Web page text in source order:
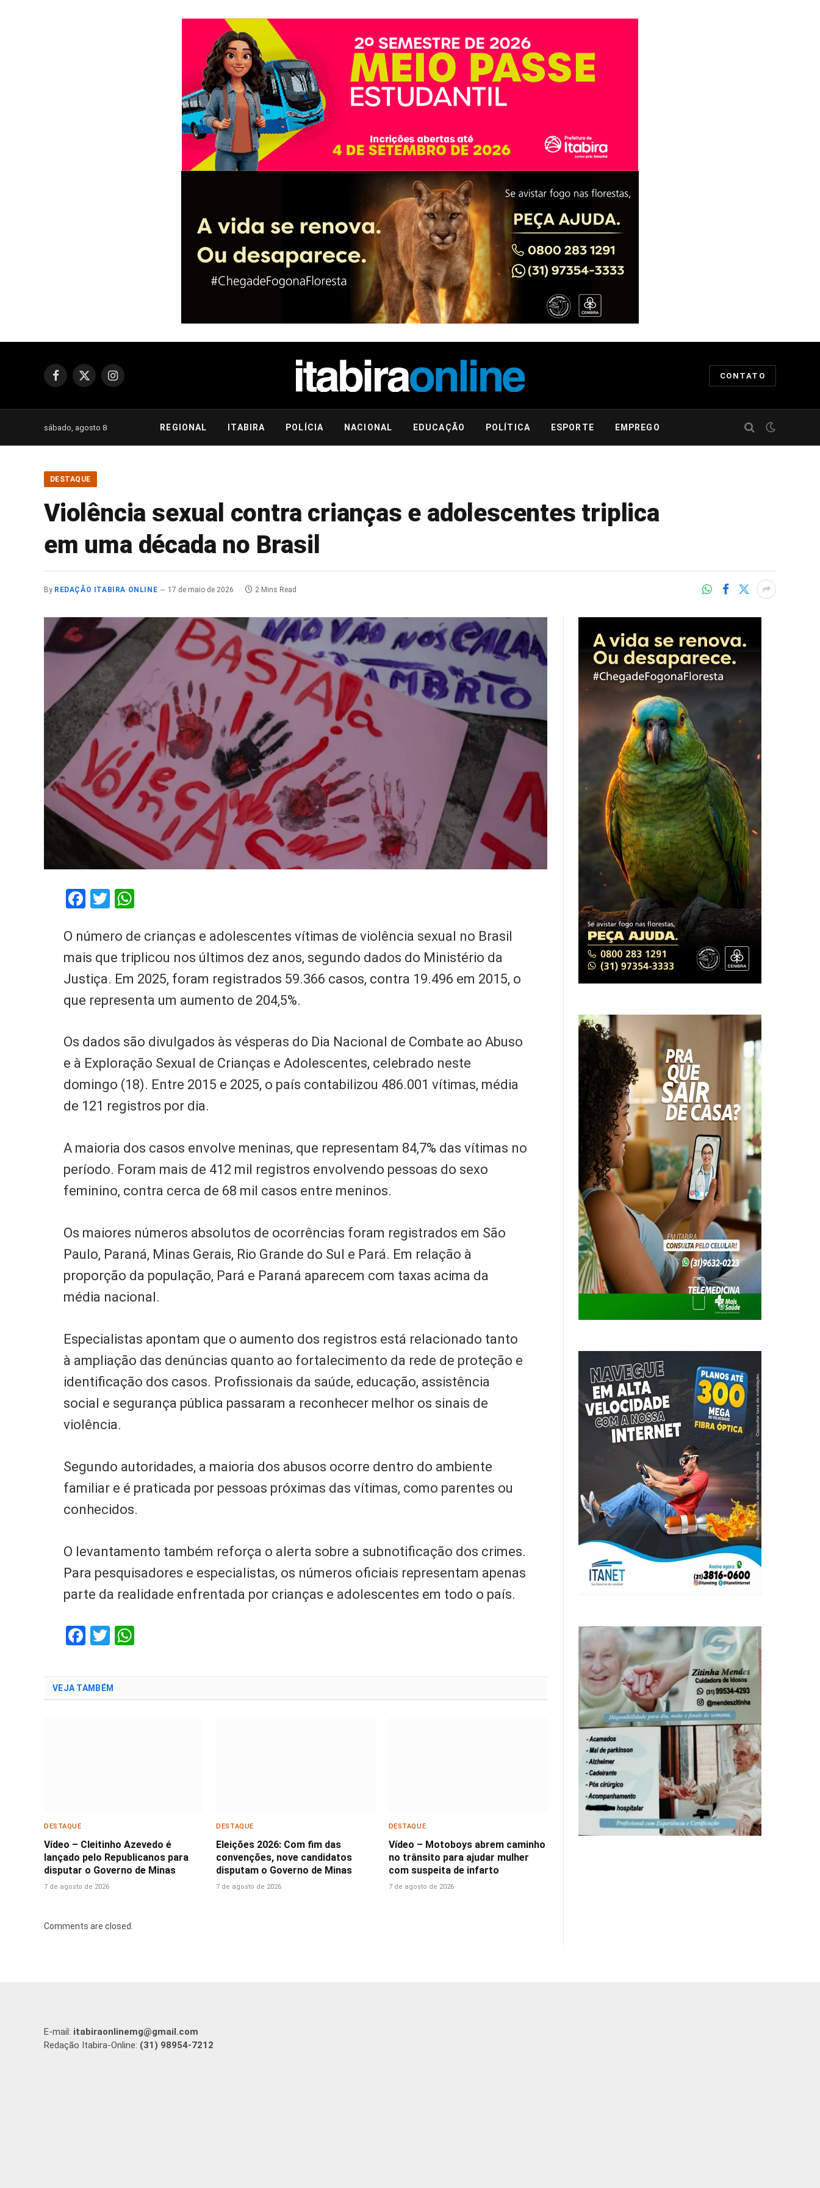
Facebook
X
Instagram
CONTATO
sábado, agosto 8 REGIONAL ITABIRA POLÍCIA NACIONAL EDUCAÇÃO POLÍTICA ESPORTE EMPREGO
DESTAQUE
Violência sexual contra crianças e adolescentes triplica
em uma década no Brasil
By REDAÇÃO ITABIRA ONLINE 17 de maio de 2026 2 Mins Read
Facebook
Twitter
O número de crianças e adolescentes vítimas de violência sexual no Brasil
mais que triplicou nos últimos dez anos, segundo dados do Ministério da
Justiça. Em 2025, foram registrados 59.366 casos, contra 19.496 em 2015, o
que representa um aumento de 204,5%.
Os dados são divulgados às vésperas do Dia Nacional de Combate ao Abuso
e à Exploração Sexual de Crianças e Adolescentes, celebrado neste
domingo (18). Entre 2015 e 2025, o país contabilizou 486.001 vítimas, média
de 121 registros por dia.
A maioria dos casos envolve meninas, que representam 84,7% das vítimas no
período. Foram mais de 412 mil registros envolvendo pessoas do sexo
feminino, contra cerca de 68 mil casos entre meninos.
Os maiores números absolutos de ocorrências foram registrados em São
Paulo, Paraná, Minas Gerais, Rio Grande do Sul e Pará. Em relação à
proporção da população, Pará e Paraná aparecem com taxas acima da
média nacional.
Especialistas apontam que o aumento dos registros está relacionado tanto
à ampliação das denúncias quanto ao fortalecimento da rede de proteção e
identificação dos casos. Profissionais da saúde, educação, assistência
social e segurança pública passaram a reconhecer melhor os sinais de
violência.
Segundo autoridades, a maioria dos abusos ocorre dentro do ambiente
familiar e é praticada por pessoas próximas das vítimas, como parentes ou
conhecidos.
O levantamento também reforça o alerta sobre a subnotificação dos crimes.
Para pesquisadores e especialistas, os números oficiais representam apenas
parte da realidade enfrentada por crianças e adolescentes em todo o país.
Facebook
Twitter
VEJA TAMBÉM
DESTAQUE
Vídeo – Cleitinho Azevedo é
lançado pelo Republicanos para
disputar o Governo de Minas
7 de agosto de 2026
DESTAQUE
Eleições 2026: Com fim das
convenções, nove candidatos
disputam o Governo de Minas
7 de agosto de 2026
DESTAQUE
Vídeo – Motoboys abrem caminho
no trânsito para ajudar mulher
com suspeita de infarto
7 de agosto de 2026
Comments are closed.
E-mail: itabiraonlinemg@gmail.com
Redação Itabira-Online: (31) 98954-7212